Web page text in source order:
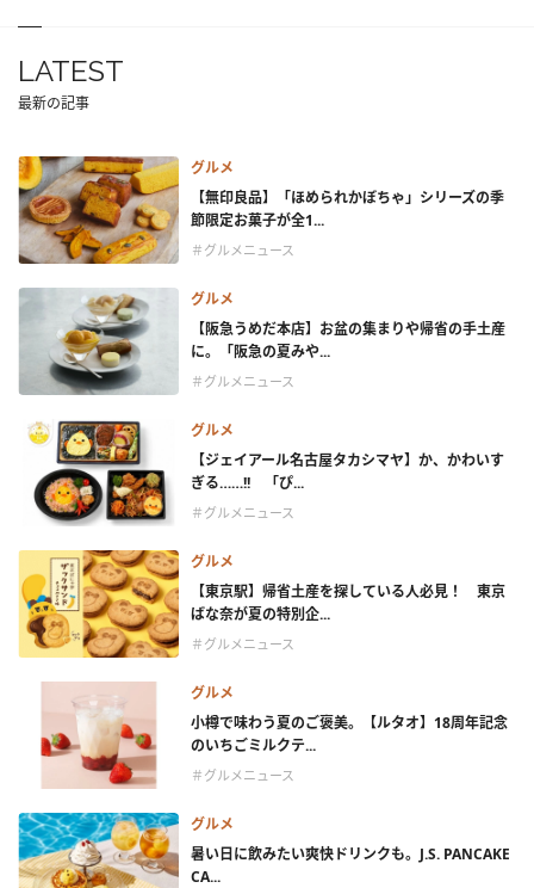
LATEST
最新の記事
グルメ
【無印良品】「ほめられかぼちゃ」シリーズの季
節限定お菓子が全1...
＃グルメニュース
グルメ
【阪急うめだ本店】お盆の集まりや帰省の手土産
に。「阪急の夏みや...
＃グルメニュース
グルメ
【ジェイアール名古屋タカシマヤ】か、かわいす
ぎる……!! 「ぴ...
＃グルメニュース
グルメ
【東京駅】帰省土産を探している人必見！ 東京
ばな奈が夏の特別企...
＃グルメニュース
グルメ
小樽で味わう夏のご褒美。【ルタオ】18周年記念
のいちごミルクテ...
＃グルメニュース
グルメ
暑い日に飲みたい爽快ドリンクも。J.S. PANCAKE
CA...